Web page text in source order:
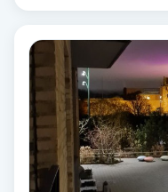
Extensions borttagning
Eyeliner-tatuering
Face framing